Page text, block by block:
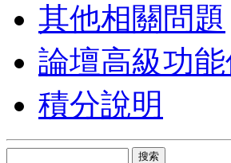
其他相關問題
論壇高級功能
積分說明
搜索